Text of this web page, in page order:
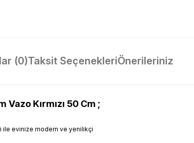
(0)Taksit SeçenekleriÖnerileriniz
Kırmızı 50 Cm ;
evinize modern ve yenilikçi